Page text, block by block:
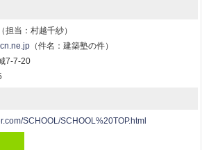
担当：村越千紗）
（件名：建築塾の件）
7-7-20
SCHOOL/SCHOOL%20TOP.html